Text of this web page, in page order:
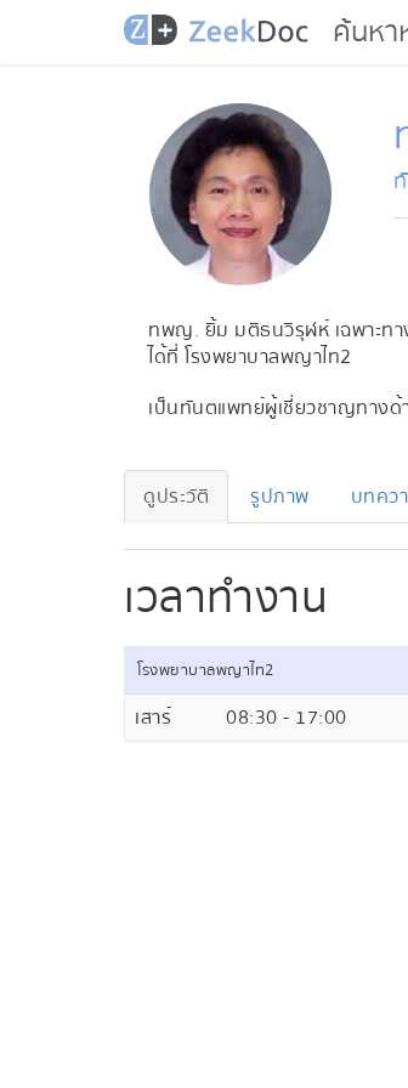
ค้นหา
ทพญ. ยิ้ม มติธนวิรุฬห์ เฉพาะท
ได้ที่ โรงพยาบาลพญาไท2
เป็นทันตแพทย์ผู้เชี่ยวชาญทาง
ดูประวัติ รูปภาพ บทคว
เวลาทำงาน
โรงพยาบาลพญาไท2
เสาร์ 08:30 - 17:00